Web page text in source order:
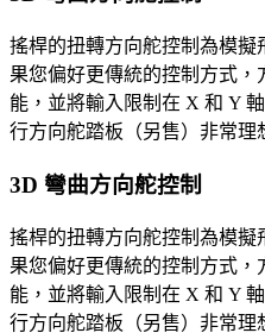
搖桿的扭轉方向舵控制為模擬
果您偏好更傳統的控制方式
能，並將輸入限制在 X 和 Y
行方向舵踏板（另售）非常理
3D 彎曲方向舵控制
搖桿的扭轉方向舵控制為模擬
果您偏好更傳統的控制方式
能，並將輸入限制在 X 和 Y
行方向舵踏板（另售）非常理